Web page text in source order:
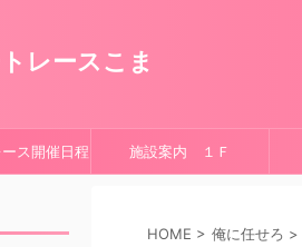
レースこま
ス開催日程 施設案内 １Ｆ
HOME > 俺に任せろ >